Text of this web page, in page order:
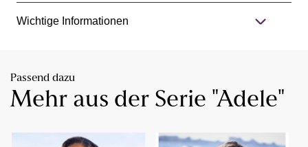
Wichtige Informationen
Passend dazu
Mehr aus der Serie "Adele"